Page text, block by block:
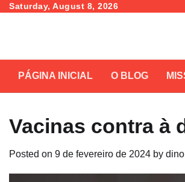
SkipSaturday, August 8, 2026
PÁGINA INICIAL O BLOG
Vacinas contra à
Posted on 9 de fevereiro de 2024 by